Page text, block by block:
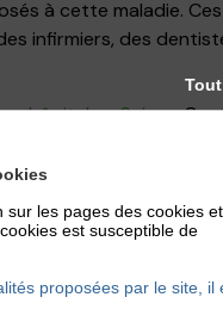
à cette maladie.
infirmiers, des
unhôpital en Suisse.
Sur les 118
de contact
sur 190 personnels
ont déclaré des
les pages des cookies et
est susceptible de
proposées par le site, il